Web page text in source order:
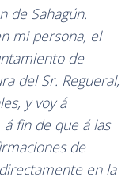
de Sahagún.
mi persona, el
de
del Sr. Regueral,
y voy á
fin de que á las
de
en la